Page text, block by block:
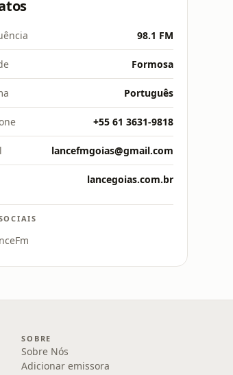
98.1 FM
Formosa
Português
+55 61 3631-9818
lancefmgoias@gmail.com
lancegoias.com.br
SOBRE
Sobre Nós
Adicionar emissora